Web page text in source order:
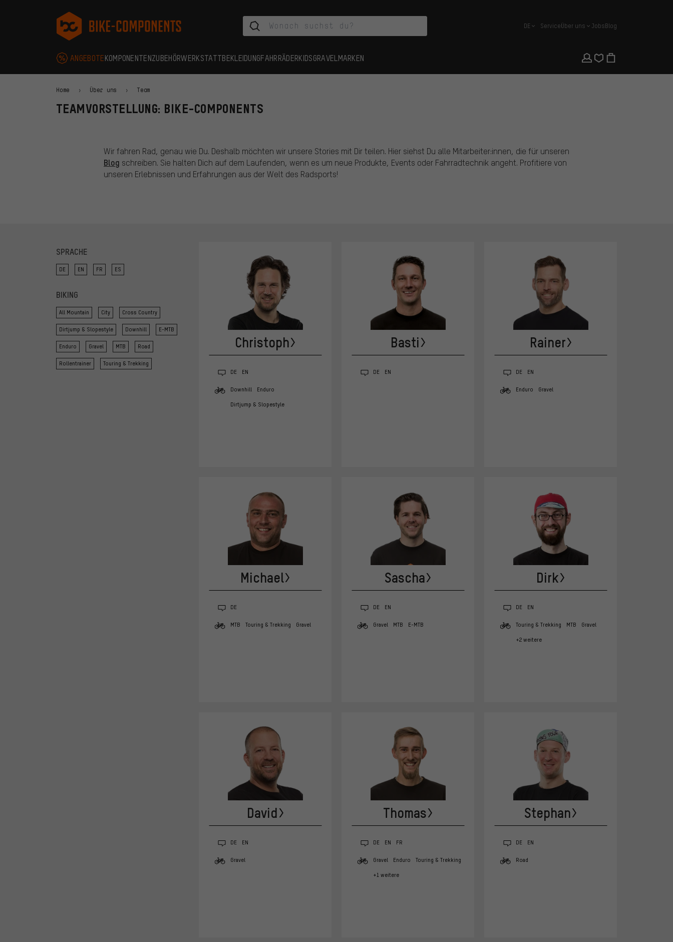
bike-components.de Startseite Deutsch
DE ServiceÜber uns JobsBlog
ANGEBOTEKOMPONENTENZUBEHÖRWERKSTATTBEKLEIDUNGFAHRRÄDERKIDSGRAVEL MARKEN
Home Über uns Team
TEAMVORSTELLUNG: BIKE-COMPONENTS
Wir fahren Rad, genau wie Du. Deshalb möchten wir unsere Stories mit Dir teilen. Hier siehst Du alle Mitarbeiter:innen, die für unseren
Blog schreiben. Sie halten Dich auf dem Laufenden, wenn es um neue Produkte, Events oder Fahrradtechnik angeht. Profitiere von
unseren Erlebnissen und Erfahrungen aus der Welt des Radsports!
SPRACHE
DE EN FR ES
BIKING
All Mountain City Cross Country
Dirtjump & Slopestyle Downhill E-MTB
Enduro Gravel MTB Road
Rollentrainer Touring & Trekking
Christoph
DE EN
Downhill Enduro
Dirtjump & Slopestyle
Basti
DE EN
Rainer
DE EN
Enduro Gravel
Michael
DE
MTB Touring & Trekking Gravel
Sascha
DE EN
Gravel MTB E-MTB
Dirk
DE EN
Touring & Trekking MTB Gravel
+2 weitere
David
DE EN
Gravel
Thomas
DE EN FR
Gravel Enduro Touring & Trekking
+1 weitere
Stephan
DE EN
Road